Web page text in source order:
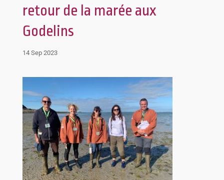
retour de la marée aux
Godelins
14 Sep 2023